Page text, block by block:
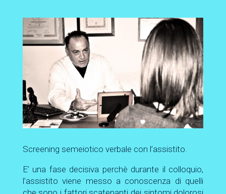
Screening semeiotico verbale con l’assistito.
E’ una fase decisiva perchè durante il colloquio,
l’assistito viene messo a conoscenza di quelli